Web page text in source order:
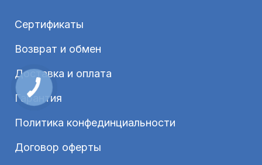
Сертификаты
Возврат и обмен
Доставка и оплата
Гарантия
Политика конфединциальности
Договор оферты